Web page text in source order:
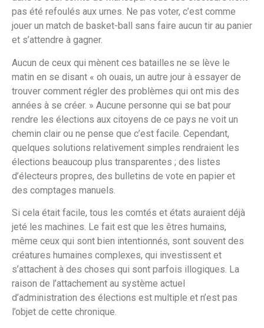
pas été refoulés aux urnes. Ne pas voter, c’est comme
jouer un match de basket-ball sans faire aucun tir au panier
et s’attendre à gagner.
Aucun de ceux qui mènent ces batailles ne se lève le
matin en se disant « oh ouais, un autre jour à essayer de
trouver comment régler des problèmes qui ont mis des
années à se créer. » Aucune personne qui se bat pour
rendre les élections aux citoyens de ce pays ne voit un
chemin clair ou ne pense que c’est facile. Cependant,
quelques solutions relativement simples rendraient les
élections beaucoup plus transparentes ; des listes
d’électeurs propres, des bulletins de vote en papier et
des comptages manuels.
Si cela était facile, tous les comtés et états auraient déjà
jeté les machines. Le fait est que les êtres humains,
même ceux qui sont bien intentionnés, sont souvent des
créatures humaines complexes, qui investissent et
s’attachent à des choses qui sont parfois illogiques. La
raison de l’attachement au système actuel
d’administration des élections est multiple et n’est pas
l’objet de cette chronique.